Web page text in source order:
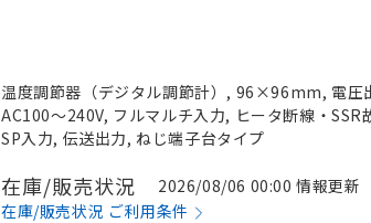
温度調節器（デジタル調節計）, 96×96mm, 電圧
AC100～240V, フルマルチ入力, ヒータ断線・
SP入力, 伝送出力, ねじ端子台タイプ
在庫/販売状況
2026/08/06 00:00 情報更新
在庫/販売状況 ご利用条件